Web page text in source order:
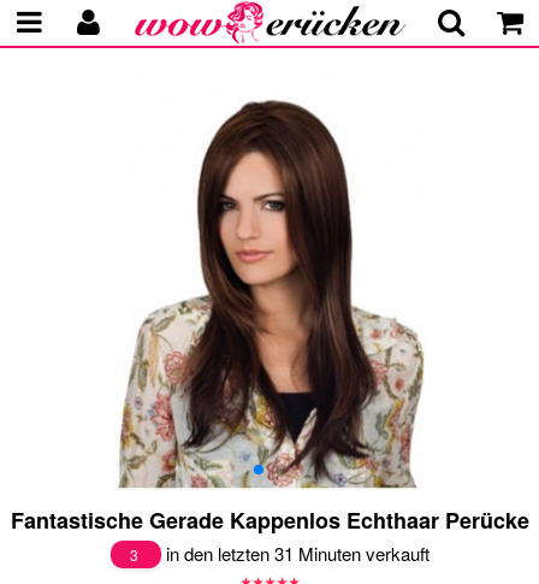
Fantastische Gerade Kappenlos Echthaar Perücke
3 in den letzten 31 Minuten verkauft